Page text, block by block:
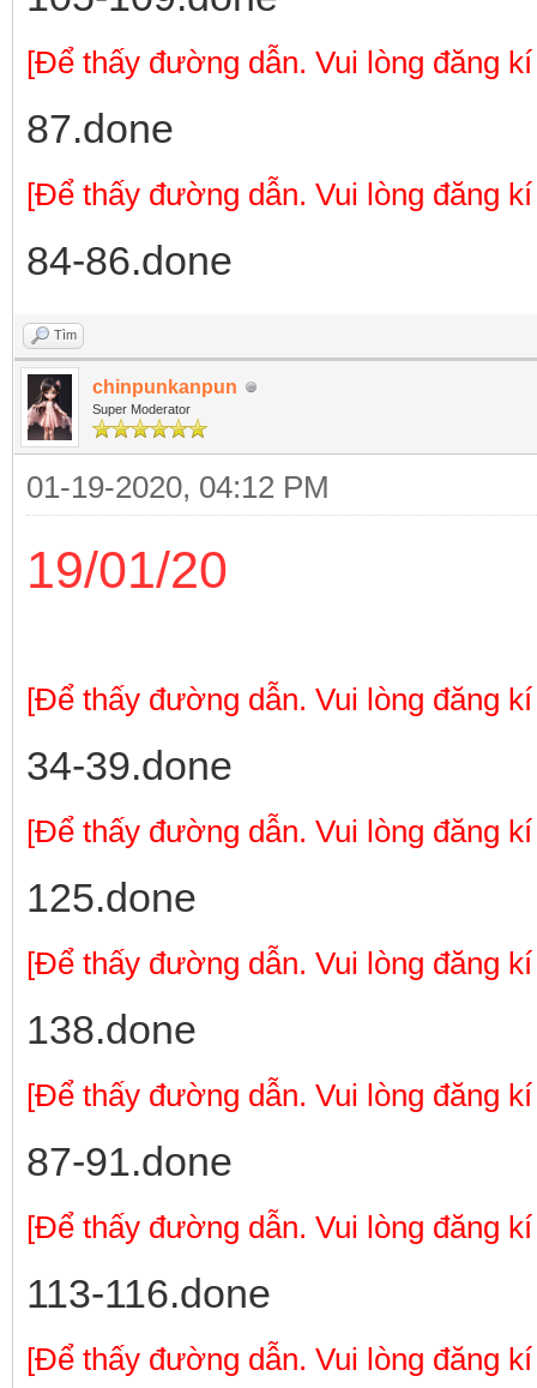
[Để thấy đường dẫn. Vui lòng đăng
87.done
[Để thấy đường dẫn. Vui lòng đăng
84-86.done
Tìm
chinpunkanpun
Super Moderator
01-19-2020, 04:12 PM
19/01/20
[Để thấy đường dẫn. Vui lòng đăng
34-39.done
[Để thấy đường dẫn. Vui lòng đăng
125.done
[Để thấy đường dẫn. Vui lòng đăng
138.done
[Để thấy đường dẫn. Vui lòng đăng
87-91.done
[Để thấy đường dẫn. Vui lòng đăng
113-116.done
[Để thấy đường dẫn. Vui lòng đăng